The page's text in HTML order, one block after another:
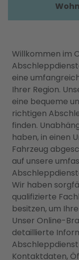
Willkommen im
eine
Ihrer Region.
eine bequeme
richtigen
finden.
haben, in einen
Fahrzeug
auf unsere
Wir haben
qualifizierte
besitzen, um
Unser Online-
detaillierte
Kontaktdaten,